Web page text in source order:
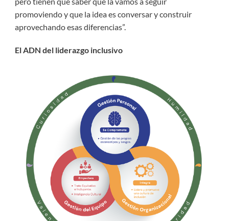
promoviendo y que la idea es conversar y construir
aprovechando esas diferencias”.
El ADN del liderazgo inclusivo